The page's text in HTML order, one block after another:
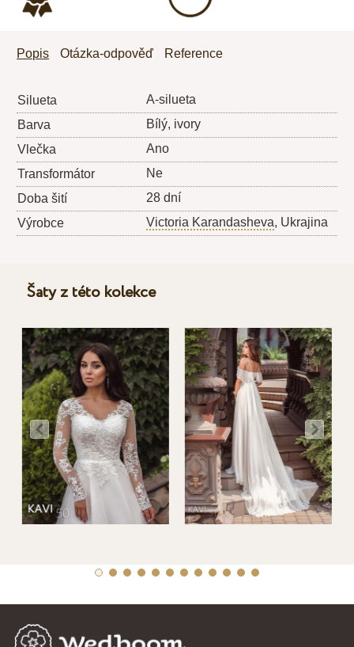
Popis Otázka-odpověď Reference
Silueta
A-silueta
Barva
Bílý, ivory
Vlečka
Ano
Transformátor
Ne
Doba šití
28 dní
Výrobce
Victoria Karandasheva, Ukrajina
Šaty z této kolekce